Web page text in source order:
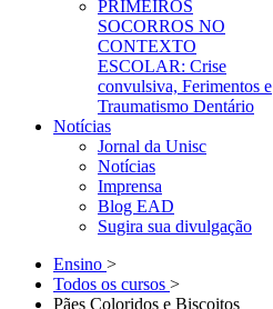
PRIMEIROS
SOCORROS NO
CONTEXTO
ESCOLAR: Crise
convulsiva, Ferimentos e
Traumatismo Dentário
Notícias
Jornal da Unisc
Notícias
Imprensa
Blog EAD
Sugira sua divulgação
Ensino >
Todos os cursos >
Pães Coloridos e Biscoitos